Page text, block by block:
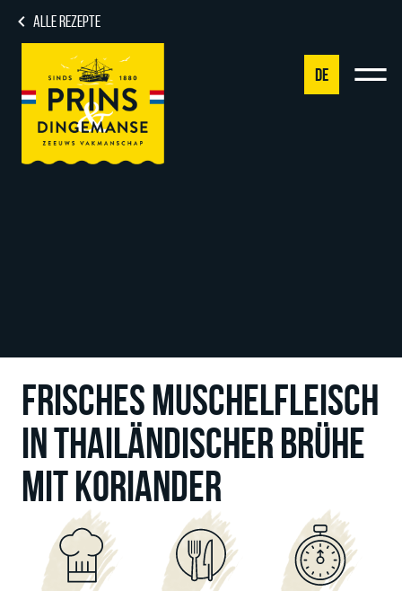
ALLE REZEPTE
DE
FRISCHES MUSCHELFLEISCH
IN THAILÄNDISCHER BRÜHE
MIT KORIANDER